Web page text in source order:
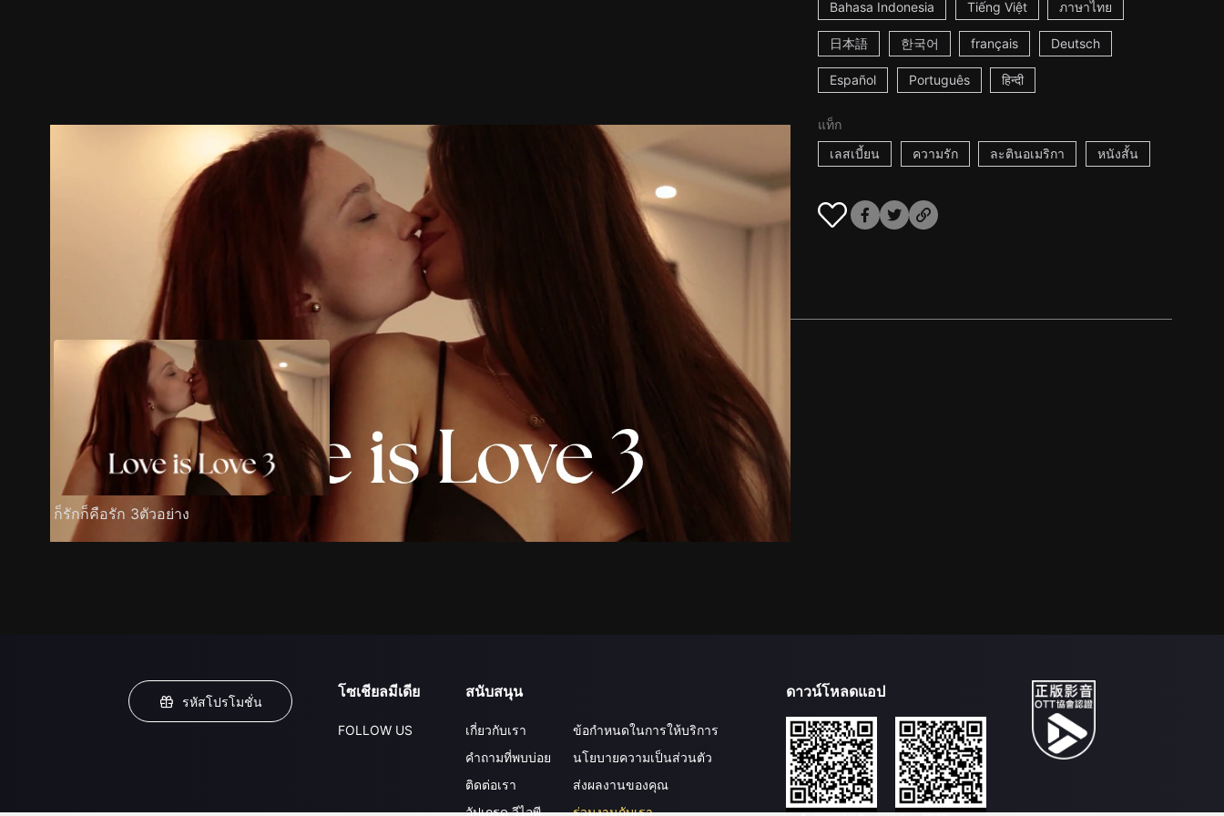
Bahasa Indonesia Tiếng Việt ภาษาไทย
日本語 한국어 français Deutsch
Español Português हिन्दी
แท็ก
เลสเบี้ยน
ความรัก ละตินอเมริกา หนังสั้น
ภาพนิ่ง เนื้อหาที่แนะนำ รายละเอียด
ก็รักก็คือรัก 3ตัวอย่าง
รหัสโปรโมชั่น
โซเชียลมีเดีย
FOLLOW US
สนับสนุน
เกี่ยวกับเรา
คำถามที่พบบ่อย
ติดต่อเรา
อัปเกรด วีไอพี
ข้อกำหนดในการให้บริการ
นโยบายความเป็นส่วนตัว
ส่งผลงานของคุณ
ร่วมงานกับเรา
ดาวน์โหลดแอป